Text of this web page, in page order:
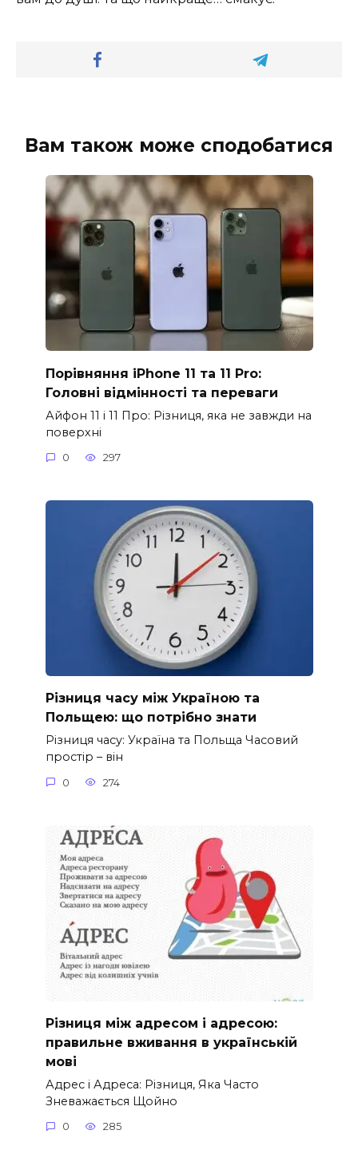
Вам також може сподобатися
Порівняння iPhone 11 та 11 Pro:
Головні відмінності та переваги
Айфон 11 і 11 Про: Різниця, яка не завжди на
поверхні
0 297
Різниця часу між Україною та
Польщею: що потрібно знати
Різниця часу: Україна та Польща Часовий
простір – він
0 274
Різниця між адресом і адресою:
правильне вживання в українській
мові
Адрес і Адреса: Різниця, Яка Часто
Зневажається Щойно
0 285